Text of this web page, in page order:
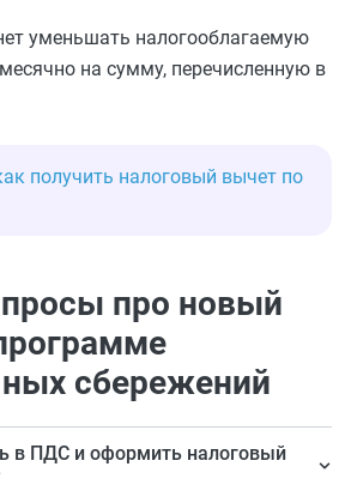
уменьшать налогооблагаемую
на сумму, перечисленную в
получить налоговый вычет по
про новый
сбережений
в ПДС и оформить налоговый